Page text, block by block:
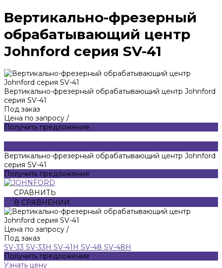
Вертикально-фрезерный
обрабатывающий центр
Johnford серия SV-41
Вертикально-фрезерный обрабатывающий центр Johnford
серия SV-41
Под заказ
Цена по запросу /
Получить предложение
Вертикально-фрезерный обрабатывающий центр Johnford
серия SV-41
Получить предложение
СРАВНИТЬ
В СРАВНЕНИИ
Цена по запросу /
Под заказ
SV-33 SV-33H SV-41H SV-48 SV-48H
Получить предложение
Узнать цену